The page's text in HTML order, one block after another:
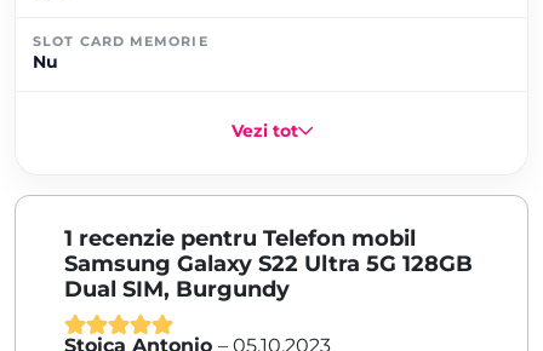
SLOT CARD MEMORIE
Nu
Vezi tot
1 recenzie pentru Telefon mobil
Samsung Galaxy S22 Ultra 5G 128GB
Dual SIM, Burgundy
Stoica Antonio – 05.10.2023